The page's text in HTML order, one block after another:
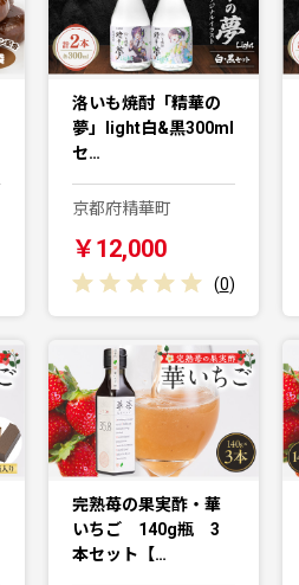
洛いも焼酎「精華の
夢」light白&黒300ml
セ…
京都府精華町
￥12,000
(0)
完熟苺の果実酢・華
いちご 140g瓶 3
本セット【…